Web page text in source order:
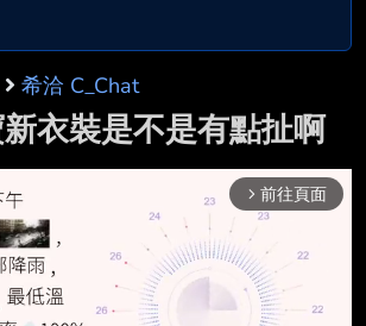
希洽 C_Chat
衣裝是不是有點扯啊
arrow_forward_ios 前往頁面